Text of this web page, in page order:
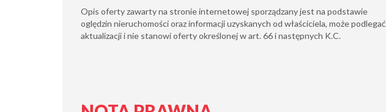
Opis oferty zawarty na stronie internetowej sporządzany jest na podstawie
oględzin nieruchomości oraz informacji uzyskanych od właściciela, może podlegać
aktualizacji i nie stanowi oferty określonej w art. 66 i następnych K.C.